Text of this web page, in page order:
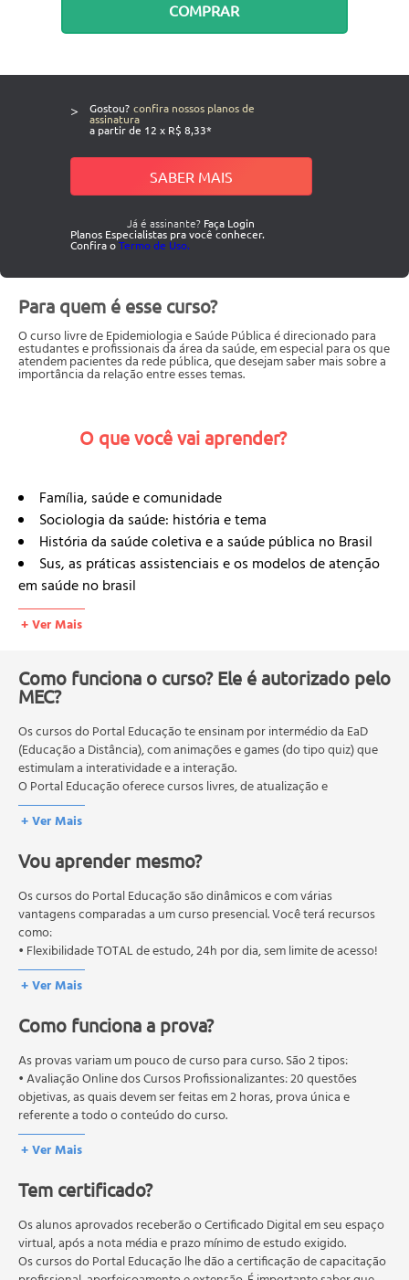
COMPRAR
> Gostou? confira nossos planos de
assinatura
a partir de 12 x R$ 8,33*
SABER MAIS
Já é assinante? Faça Login
Planos Especialistas pra você conhecer.
Confira oTermo de Uso.
Para quem é esse curso?
O curso livre de Epidemiologia e Saúde Pública é direcionado para
estudantes e profissionais da área da saúde, em especial para os que
atendem pacientes da rede pública, que desejam saber mais sobre a
importância da relação entre esses temas.
O que você vai aprender?
Família, saúde e comunidade
Sociologia da saúde: história e tema
História da saúde coletiva e a saúde pública no Brasil
Sus, as práticas assistenciais e os modelos de atenção
em saúde no brasil
Processo saúde e doença
Promoção da saúde e prevenção de doenças
Conceituando epidemiologia
Indicadores de saúde: taxas de mortalidade, natalidade
Risco, vulnerabilidade e práticas de prevenção e
promoção da saúde
Epidemiologia em serviços de saúde: conceitos,
instrumentos e modo de fazer
Vigilância epidemiológica como prática de saúde
pública
Política, planejamento estratégico, gestão e atenção
em saúde
Conceitos gerais de planejamento e metodologia de
elaboração do planejamento estratégico
Gestão da atenção em saúde: elementos para se pensar
a mudança da organização na saúde
Vigilância sanitária no Brasil
Ciclo da assistência farmacêutica nos programas
estratégicos (federal, estadual e municipal)
Atenção à mulher, à criança e ao adolescente
Atenção ao idoso
Saúde mental
Comunicação e participação interdisciplinares na
educação em saúde.
+ Ver Mais
Como funciona o curso? Ele é autorizado pelo
MEC?
Os cursos do Portal Educação te ensinam por intermédio da EaD
(Educação a Distância), com animações e games (do tipo quiz) que
estimulam a interatividade e a interação.
O Portal Educação oferece cursos livres, de atualização e
qualificação profissional. São destinados a proporcionar ao
profissional conhecimentos que permitam o desenvolvimento de
O MEC (Ministério da Educação), trata da política nacional de
educação em geral, mas autoriza apenas cursos de graduação e
pós-graduação. Os cursos técnicos e profissionalizantes são
autorizados pelas Secretarias Estaduais de Educação.
+ Ver Mais
Vou aprender mesmo?
Os cursos do Portal Educação são dinâmicos e com várias
vantagens comparadas a um curso presencial. Você terá recursos
como:
• Flexibilidade TOTAL de estudo, 24h por dia, sem limite de acesso!
+ Ver Mais
Como funciona a prova?
As provas variam um pouco de curso para curso. São 2 tipos:
• Avaliação Online dos Cursos Profissionalizantes: 20 questões
objetivas, as quais devem ser feitas em 2 horas, prova única e
referente a todo o conteúdo do curso.
• Avaliação Online dos Cursos Livres: 10 questões objetivas, as quais
devem ser feitas em 1 hora, prova única e referente a todo o
Os estudos, atividades e avaliações devem ser feitos dentro do
A média final deve ser igual ou superior a 60%para a conclusão e
recebimento do certificado digital do curso. Em caso de reprovação,
o aluno poderá realizar novamente a prova dentro do período do
+ Ver Mais
Tem certificado?
Os alunos aprovados receberão o Certificado Digital em seu espaço
virtual, após a nota média e prazo mínimo de estudo exigido.
Os cursos do Portal Educação lhe dão a certificação de capacitação